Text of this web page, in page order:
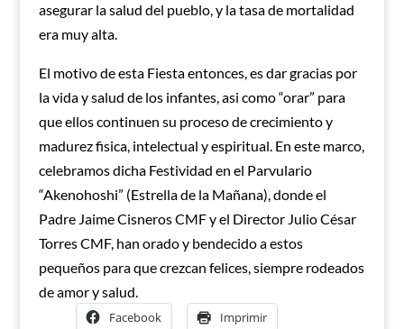
asegurar la salud del pueblo, y la tasa de mortalidad
era muy alta.
El motivo de esta Fiesta entonces, es dar gracias por
la vida y salud de los infantes, asi como “orar” para
que ellos continuen su proceso de crecimiento y
madurez fisica, intelectual y espiritual. En este marco,
celebramos dicha Festividad en el Parvulario
“Akenohoshi” (Estrella de la Mañana), donde el
Padre Jaime Cisneros CMF y el Director Julio César
Torres CMF, han orado y bendecido a estos
pequeños para que crezcan felices, siempre rodeados
de amor y salud.
Facebook Imprimir